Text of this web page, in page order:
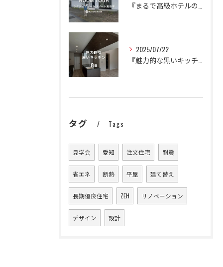
2025/07/22
タグ Tags
見学会 愛知 注文住宅 耐震
省エネ 断熱 平屋 建て替え
長期優良住宅 ZEH リノベーション
デザイン 設計